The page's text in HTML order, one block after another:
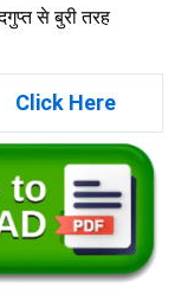
से बुरी तरह
Click Here